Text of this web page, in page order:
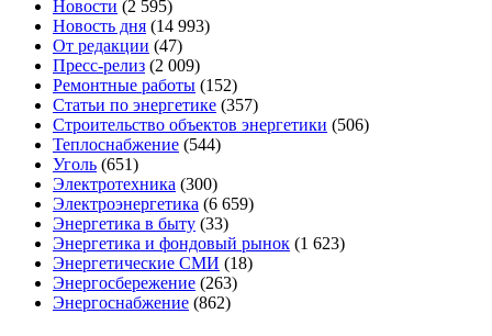
Новости (2 595)
Новость дня (14 993)
От редакции (47)
Пресс-релиз (2 009)
Ремонтные работы (152)
Статьи по энергетике (357)
Строительство объектов энергетики (506)
Теплоснабжение (544)
Уголь (651)
Электротехника (300)
Электроэнергетика (6 659)
Энергетика в быту (33)
Энергетика и фондовый рынок (1 623)
Энергетические СМИ (18)
Энергосбережение (263)
Энергоснабжение (862)